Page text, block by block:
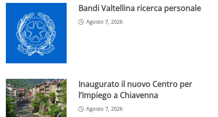
Bandi Valtellina ricerca personale
Agosto 7, 2026
Inaugurato il nuovo Centro per
l’Impiego a Chiavenna
Agosto 7, 2026